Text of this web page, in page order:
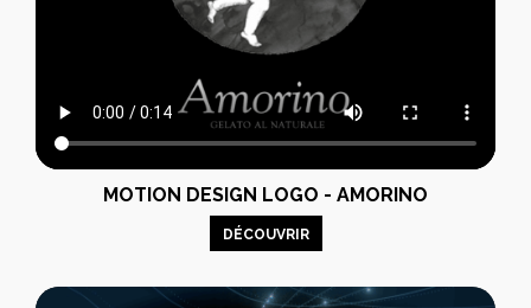
MOTION DESIGN LOGO - AMORINO
DÉCOUVRIR